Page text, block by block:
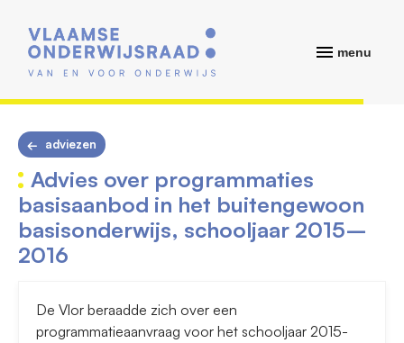
menu
adviezen
Advies over programmaties
basisaanbod in het buitengewoon
basisonderwijs, schooljaar 2015–
2016
De Vlor beraadde zich over een
programmatieaanvraag voor het schooljaar 2015-